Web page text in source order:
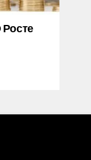
Росте